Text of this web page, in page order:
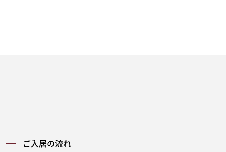
ご入居の流れ